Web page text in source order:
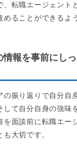
、転職エージェント
ることができるよ
報を事前にし
の振り返りで自分自
して自分自身の強味
を面談前に転職エー
大切です。